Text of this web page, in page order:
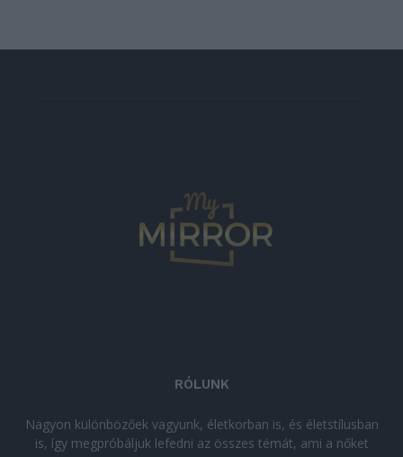
RÓLUNK
Nagyon különbözőek vagyunk, életkorban is, és életstílusban
is, így megpróbáljuk lefedni az összes témát, ami a nőket